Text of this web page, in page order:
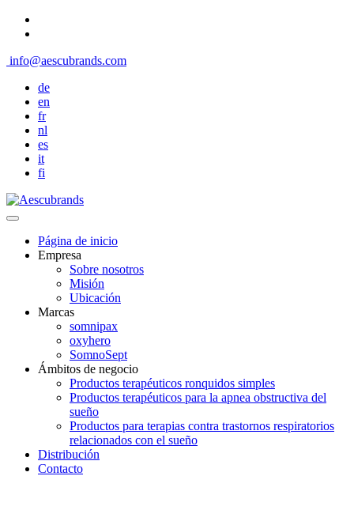
info@aescubrands.com
de
en
fr
nl
es
it
fi
Página de inicio
Empresa
Sobre nosotros
Misión
Ubicación
Marcas
somnipax
oxyhero
SomnoSept
Ámbitos de negocio
Productos terapéuticos ronquidos simples
Productos terapéuticos para la apnea obstructiva del
sueño
Productos para terapias contra trastornos respiratorios
relacionados con el sueño
Distribución
Contacto